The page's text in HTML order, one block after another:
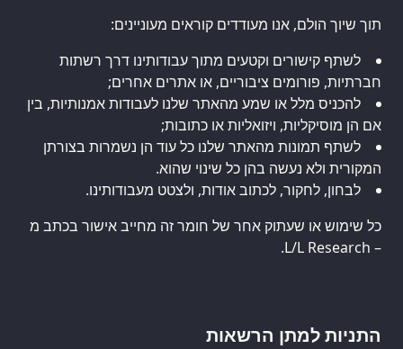
תוך שיוך הולם, אנו מעודדים קוראים מעוניינים:
לשתף קישורים וקטעים מתוך עבודותינו דרך רשתות
חברתיות, פורומים ציבוריים, או אתרים אחרים;
להכניס מלל או שמע מהאתר שלנו לעבודות אמנותיות, בין
אם הן מוסיקליות, ויזואליות או כתובות;
לשתף תמונות מהאתר שלנו כל עוד הן נשמרות בצורתן
המקורית ולא נעשה בהן כל שינוי שהוא.
לבחון, לחקור, לכתוב אודות, ולצטט מעבודותינו.
כל שימוש או שעתוק אחר של חומר זה מחייב אישור בכתב מ
– L/L Research.
התניות למתן הרשאות